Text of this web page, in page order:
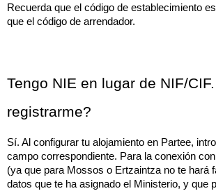
Recuerda que el código de establecimiento
que el código de arrendador.
Tengo NIE en lugar de NIF/
registrarme?
Sí. Al configurar tu alojamiento en Partee,
campo correspondiente. Para la conexión
(ya que para Mossos o Ertzaintza no te hará
datos que te ha asignado el Ministerio, y que